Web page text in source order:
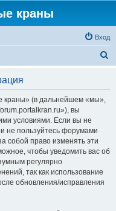
краны
Вход
краны» (в дальнейшем «мы»,
вы
условиями. Если вы не
не пользуйтесь форумами
собой право изменять эти
чтобы уведомить вас об
регулярно
так как использование
обновления/исправления